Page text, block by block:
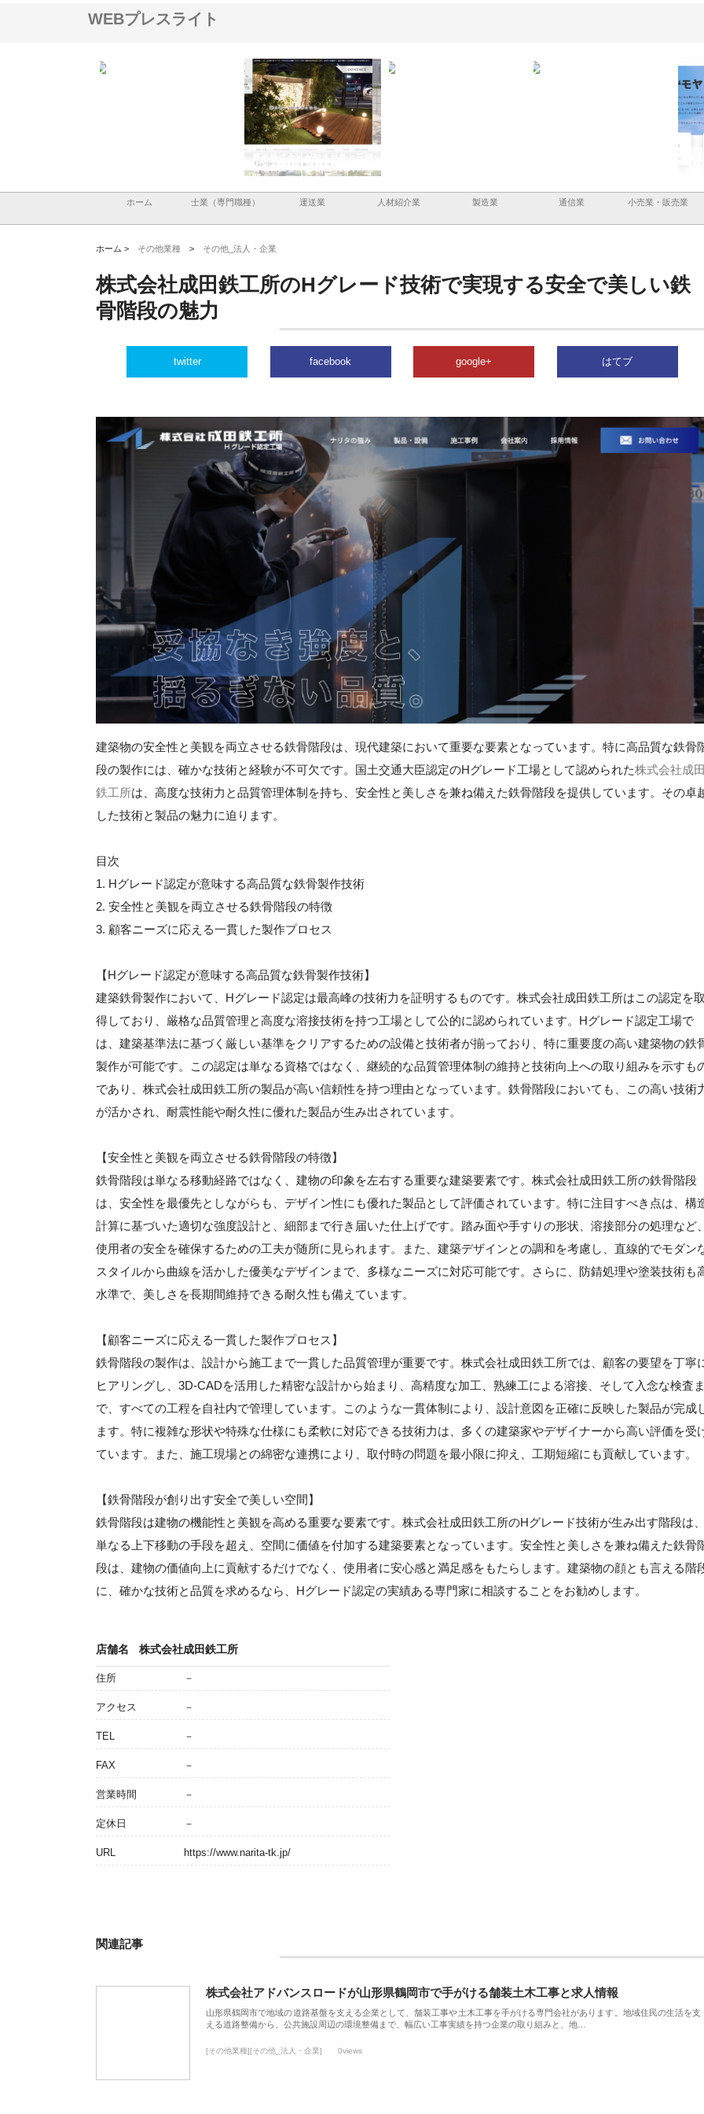
WEBプレスライト
と名古屋で叶える理想の外構空
間
株
ホーム 士業（専門職種） 運送業 人材紹介業 製造業 通信業 小売業・販売業
ホーム > その他業種 > その他_法人・企業
株式会社成田鉄工所のHグレード技術で実現する安全で美しい鉄
骨階段の魅力
twitter facebook google+ はてブ
建築物の安全性と美観を両立させる鉄骨階段は、現代建築において重要な要素となっています。特に高品質な鉄骨
段の製作には、確かな技術と経験が不可欠です。国土交通大臣認定のHグレード工場として認められた株式会社成田
鉄工所は、高度な技術力と品質管理体制を持ち、安全性と美しさを兼ね備えた鉄骨階段を提供しています。その卓
した技術と製品の魅力に迫ります。
目次
1. Hグレード認定が意味する高品質な鉄骨製作技術
2. 安全性と美観を両立させる鉄骨階段の特徴
3. 顧客ニーズに応える一貫した製作プロセス
【Hグレード認定が意味する高品質な鉄骨製作技術】
建築鉄骨製作において、Hグレード認定は最高峰の技術力を証明するものです。株式会社成田鉄工所はこの認定を取
得しており、厳格な品質管理と高度な溶接技術を持つ工場として公的に認められています。Hグレード認定工場で
は、建築基準法に基づく厳しい基準をクリアするための設備と技術者が揃っており、特に重要度の高い建築物の鉄
製作が可能です。この認定は単なる資格ではなく、継続的な品質管理体制の維持と技術向上への取り組みを示すも
であり、株式会社成田鉄工所の製品が高い信頼性を持つ理由となっています。鉄骨階段においても、この高い技術
が活かされ、耐震性能や耐久性に優れた製品が生み出されています。
【安全性と美観を両立させる鉄骨階段の特徴】
鉄骨階段は単なる移動経路ではなく、建物の印象を左右する重要な建築要素です。株式会社成田鉄工所の鉄骨階段
は、安全性を最優先としながらも、デザイン性にも優れた製品として評価されています。特に注目すべき点は、構
計算に基づいた適切な強度設計と、細部まで行き届いた仕上げです。踏み面や手すりの形状、溶接部分の処理など、
使用者の安全を確保するための工夫が随所に見られます。また、建築デザインとの調和を考慮し、直線的でモダン
スタイルから曲線を活かした優美なデザインまで、多様なニーズに対応可能です。さらに、防錆処理や塗装技術も
水準で、美しさを長期間維持できる耐久性も備えています。
【顧客ニーズに応える一貫した製作プロセス】
鉄骨階段の製作は、設計から施工まで一貫した品質管理が重要です。株式会社成田鉄工所では、顧客の要望を丁寧
ヒアリングし、3D-CADを活用した精密な設計から始まり、高精度な加工、熟練工による溶接、そして入念な検査ま
で、すべての工程を自社内で管理しています。このような一貫体制により、設計意図を正確に反映した製品が完成
ます。特に複雑な形状や特殊な仕様にも柔軟に対応できる技術力は、多くの建築家やデザイナーから高い評価を受
ています。また、施工現場との綿密な連携により、取付時の問題を最小限に抑え、工期短縮にも貢献しています。
【鉄骨階段が創り出す安全で美しい空間】
鉄骨階段は建物の機能性と美観を高める重要な要素です。株式会社成田鉄工所のHグレード技術が生み出す階段は、
単なる上下移動の手段を超え、空間に価値を付加する建築要素となっています。安全性と美しさを兼ね備えた鉄骨
段は、建物の価値向上に貢献するだけでなく、使用者に安心感と満足感をもたらします。建築物の顔とも言える階
に、確かな技術と品質を求めるなら、Hグレード認定の実績ある専門家に相談することをお勧めします。
店舗名 株式会社成田鉄工所
住所 －
アクセス －
TEL －
FAX －
営業時間 －
定休日 －
URL https://www.narita-tk.jp/
関連記事
株式会社アドバンスロードが山形県鶴岡市で手がける舗装土木工事と求人情報
山形県鶴岡市で地域の道路基盤を支える企業として、舗装工事や土木工事を手がける専門会社があります。地域住民の生活を支
える道路整備から、公共施設周辺の環境整備まで、幅広い工事実績を持つ企業の取り組みと、地…
[その他業種][その他_法人・企業] 0views